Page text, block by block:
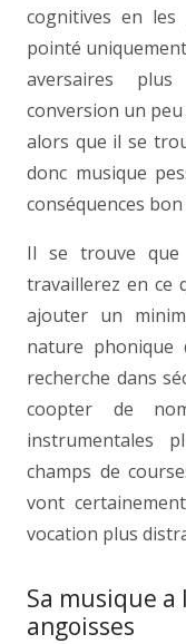
cognitives en les
pointé
aversaires
conversion un
alors que il se
donc musique
conséquences
Il se trouve
travaillerez en ce
ajouter un
nature
recherche dans
coopter de
instrumentales
champs de
vont
vocation plus
Sa musique
angoisses